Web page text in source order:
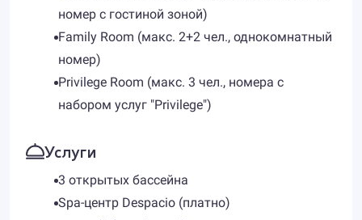
номер с гостиной зоной)
Family Room (макс. 2+2 чел., однокомнатный
номер)
Privilege Room (макс. 3 чел., номера с
набором услуг "Privilege")
Услуги
3 открытых бассейна
Spa-центр Despacio (платно)